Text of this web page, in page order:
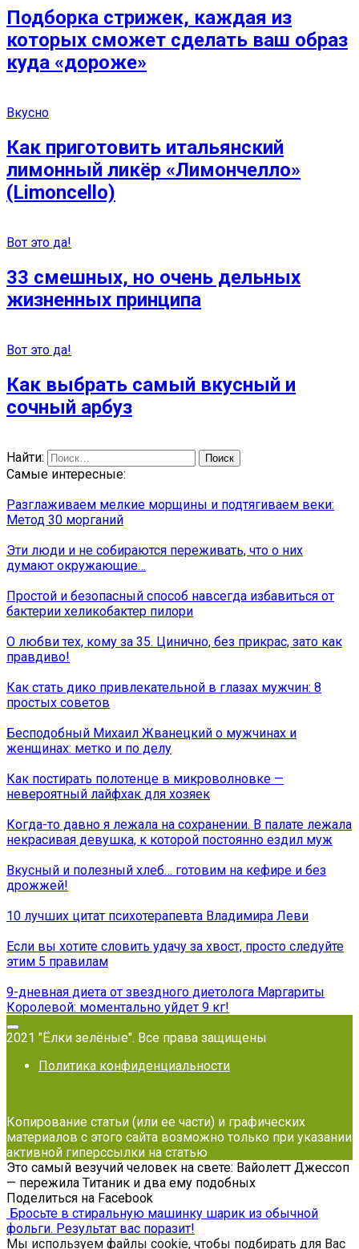
Подборка стрижек, каждая из
которых сможет сделать ваш образ
куда «дороже»
Вкусно
Как приготовить итальянский
лимонный ликёр «Лимончелло»
(Limoncello)
Вот это да!
33 смешных, но очень дельных
жизненных принципа
Вот это да!
Как выбрать самый вкусный и
сочный арбуз
Найти:
Самые интересные:
Разглаживаем мелкие морщины и подтягиваем веки:
Метод 30 морганий
Эти люди и не собираются переживать, что о них
думают окружающие…
Простой и безопасный способ навсегда избавиться от
бактерии хеликобактер пилори
О любви тех, кому за 35. Цинично, без прикрас, зато как
правдиво!
Как стать дико привлекательной в глазах мужчин: 8
простых советов
Бесподобный Михаил Жванецкий о мужчинах и
женщинах: метко и по делу
Как постирать полотенце в микроволновке —
невероятный лайфхак для хозяек
Когда-то давно я лежала на сохранении. В палате лежала
некрасивая девушка, к которой постоянно ездил муж
Вкусный и полезный хлеб… готовим на кефире и без
дрожжей!
10 лучших цитат психотерапевта Владимира Леви
Если вы хотите словить удачу за хвост, просто следуйте
этим 5 правилам
9-дневная диета от звездного диетолога Маргариты
Королевой: моментально уйдет 9 кг!
2021 "Ёлки зелёные". Все права защищены
Политика конфиденциальности
Копирование статьи (или ее части) и графических
материалов с этого сайта возможно только при указании
активной гиперссылки на статью
Это самый везучий человек на свете: Вайолетт Джессоп
— пережила Титаник и два ему подобных
Поделиться на Facebook
Бросьте в стиральную машинку шарик из обычной
фольги. Результат вас поразит!
Мы используем файлы cookie, чтобы подбирать для Вас